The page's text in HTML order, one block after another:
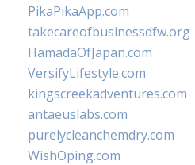
PikaPikaApp.com
takecareofbusinessdfw.org
HamadaOfJapan.com
VersifyLifestyle.com
kingscreekadventures.com
antaeuslabs.com
purelycleanchemdry.com
WishOping.com